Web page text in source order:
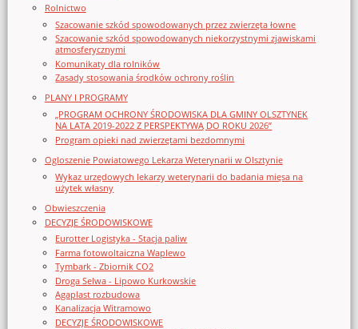
Rolnictwo
Szacowanie szkód spowodowanych przez zwierzęta łowne
Szacowanie szkód spowodowanych niekorzystnymi zjawiskami
atmosferycznymi
Komunikaty dla rolników
Zasady stosowania środków ochrony roślin
PLANY I PROGRAMY
„PROGRAM OCHRONY ŚRODOWISKA DLA GMINY OLSZTYNEK
NA LATA 2019-2022 Z PERSPEKTYWĄ DO ROKU 2026”
Program opieki nad zwierzętami bezdomnymi
Ogloszenie Powiatowego Lekarza Weterynarii w Olsztynie
Wykaz urzędowych lekarzy weterynarii do badania mięsa na
użytek własny
Obwieszczenia
DECYZJE ŚRODOWISKOWE
Eurotter Logistyka - Stacja paliw
Farma fotowoltaiczna Waplewo
Tymbark - Zbiornik CO2
Droga Selwa - Lipowo Kurkowskie
Agaplast rozbudowa
Kanalizacja Witramowo
DECYZJE ŚRODOWISKOWE